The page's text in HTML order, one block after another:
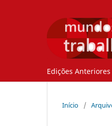
Edições Anteriores
Início /